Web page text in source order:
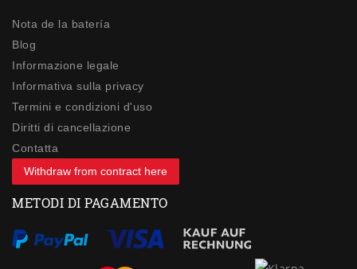
Nota de la batería
Blog
Informazione legale
Informativa sulla privacy
Termini e condizioni d'uso
Diritti di cancellazione
Contatta
Withdraw from contract here
METODI DI PAGAMENTO